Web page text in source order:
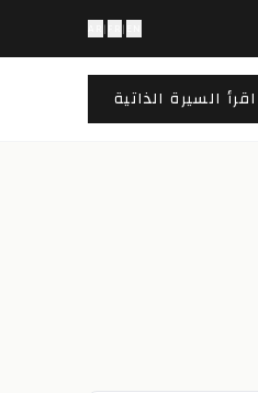
|
|
اقرأ السيرة الذاتية